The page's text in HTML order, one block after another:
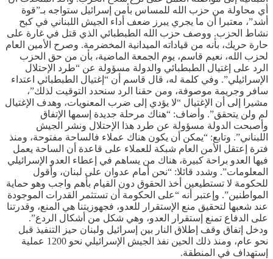
أي محاولة من حزب الله للمساس بأمن إسرائيل ستواجه بـ”قوة
أشد”، معتبرا أن ما يجري يبرز ضعف أداء الجيش اللبناني في كبح
نشاط الحزب. ووصف حزب الله الطبطبائي الذي قتل في غارة على
حارة حريك، بأنه من قياداته الميدانية المخضرمة. وصرح الأمين العام
لحزب الله، نعيم قاسم، يوم الجمعة الماضية، بأن من حق الحزب
الرد على إغتيال الطبطبائي والدولة مسؤولة عن “طرد الإحتلال
الإسرائيلي”. وفي كلمة له، قال قاسم أن “إغتيال الطبطبائي اعتداء
سافر وجريمة موصوفة، ومن حقنا الرد سنحدد التوقيت لذلك”،
مشيرا إلى أن الإغتيال “لا يؤدي إلى ضرب المعنويات، وهدف الإغتيال
لم ولن يتحقق”. وأضاف: “هناك مرحلة جديدة إسمها الإتفاق
وأصبحت الدولة مسؤولة عن طرد هذا الإحتلال ونشر الجيش
اللبناني”. وتابع: “يمكن أن يكون هناك عملاء فالساحة مفتوحة، ومنذ
فترة إعتقل الأمن العام شبكة للعملاء على قاعدة أن الساحة يعمل
فيها العدو براحة كبيرة، هناك من يساهم في إعطاء العدو الإسرائيلي
المعلومات”. وشدد قائلا: “نحن أمام عدوان على لبنان، وأقول
للحكومة لا تستطيعين أخذ الحقوق دون القيام بأهم واجب وهو حماية
المواطنين”. وإعتبر أنه “على الحكومة أن تستثمر القدرات الموجودة
عند شعبها لتحقيق منع الإستقرار للعدو، فجهوزيتنا هي المنع، وقدرتنا
على الدفاع تمنع إستقرار العدو، وهي شكل من أشكال الردع”.
ودخل إتفاق وقف إطلاق النار بين إسرائيل ولبنان حيز التنفيذ قبل
نحو عام، ومنذ ذلك الحين نفذ الجيش الإسرائيلي نحو 1200 عملية
إستهداف في المنطقة.